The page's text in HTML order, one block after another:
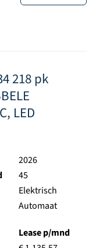
218 pk
LED
2026
45
Elektrisch
Automaat
Lease p/mnd